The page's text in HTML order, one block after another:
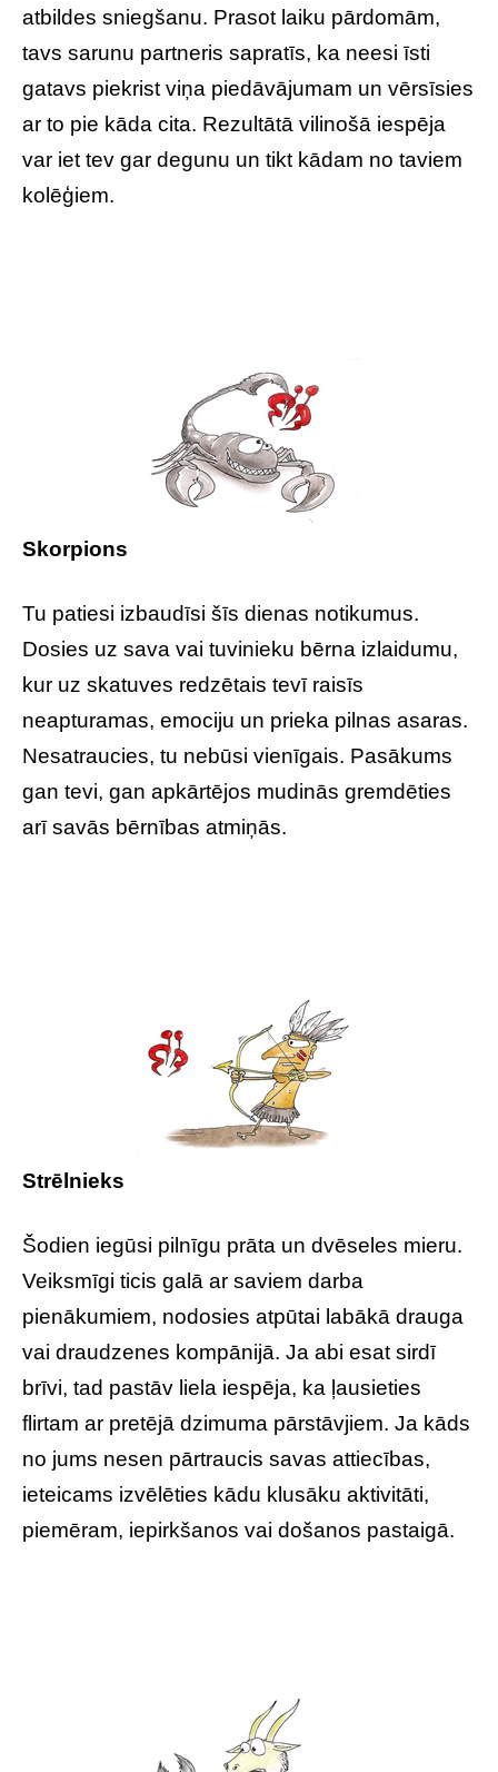
atbildes sniegšanu. Prasot laiku pārdomām,
tavs sarunu partneris sapratīs, ka neesi īsti
gatavs piekrist viņa piedāvājumam un vērsīsies
ar to pie kāda cita. Rezultātā vilinošā iespēja
var iet tev gar degunu un tikt kādam no taviem
kolēģiem.
Skorpions
Tu patiesi izbaudīsi šīs dienas notikumus.
Dosies uz sava vai tuvinieku bērna izlaidumu,
kur uz skatuves redzētais tevī raisīs
neapturamas, emociju un prieka pilnas asaras.
Nesatraucies, tu nebūsi vienīgais. Pasākums
gan tevi, gan apkārtējos mudinās gremdēties
arī savās bērnības atmiņās.
Strēlnieks
Šodien iegūsi pilnīgu prāta un dvēseles mieru.
Veiksmīgi ticis galā ar saviem darba
pienākumiem, nodosies atpūtai labākā drauga
vai draudzenes kompānijā. Ja abi esat sirdī
brīvi, tad pastāv liela iespēja, ka ļausieties
flirtam ar pretējā dzimuma pārstāvjiem. Ja kāds
no jums nesen pārtraucis savas attiecības,
ieteicams izvēlēties kādu klusāku aktivitāti,
piemēram, iepirkšanos vai došanos pastaigā.